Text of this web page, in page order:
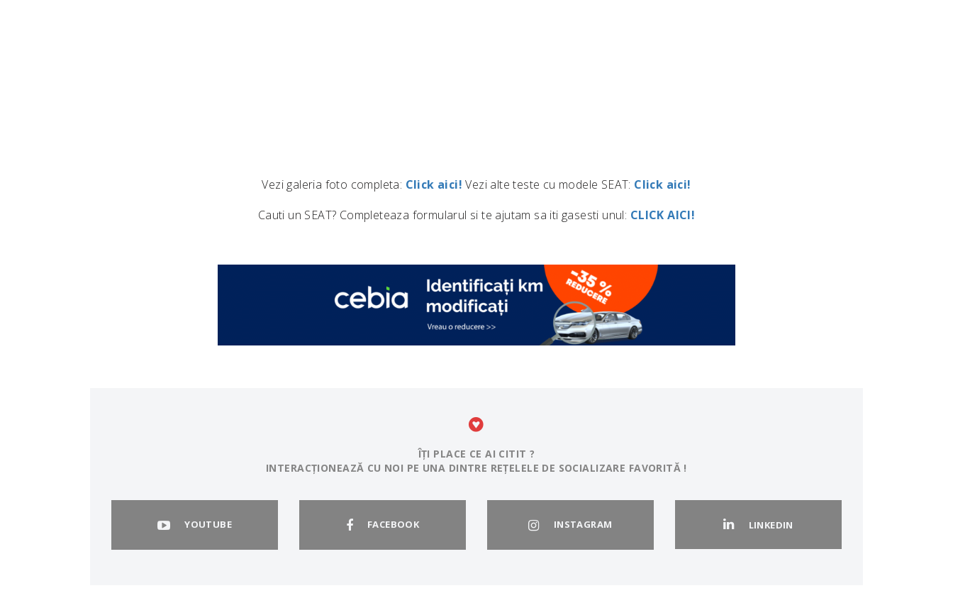
Vezi galeria foto completa: Click aici! Vezi alte teste cu modele SEAT: Click aici!
Cauti un SEAT? Completeaza formularul si te ajutam sa iti gasesti unul: CLICK AICI!
ÎȚI PLACE CE AI CITIT ?
INTERACȚIONEAZĂ CU NOI PE UNA DINTRE REȚELELE DE SOCIALIZARE FAVORITĂ !
YOUTUBE FACEBOOK INSTAGRAM LINKEDIN